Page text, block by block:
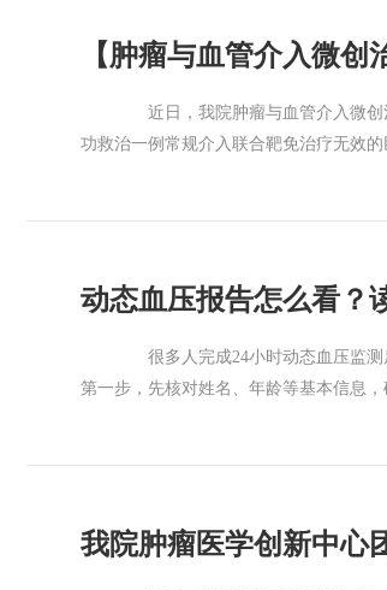
近日，我院肿瘤与血管介入微创
功救治一例常规介入联合靶免治疗无效
查影像发现肿瘤活性消失（影像学CR
主任医师介绍，本例患者属于典型的常
合干预，同时搭配全身免疫治疗，构建“
务。是国内最早一批开展钇90-SIRT肝
动态血压报告怎么看？
很多人完成24小时动态血压监测
第一步，先核对姓名、年龄等基本信息
血压负荷是指24小时内血压超标的次数
我院肿瘤医学创新中心